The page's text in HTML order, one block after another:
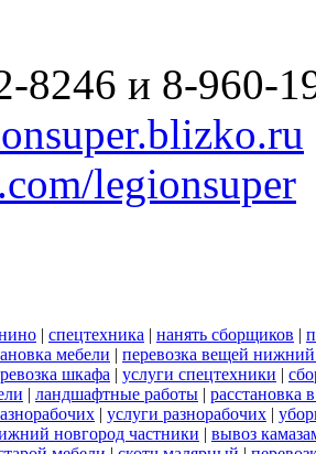
8246 и 8-960-
legionsuper
| спецтехника | нанять сборщиков |
мебели | перевозка вещей
шкафа | услуги спецтехники |
| ландшафтные работы | расстановка
| услуги разнорабочих |
новгород частники | вывоз